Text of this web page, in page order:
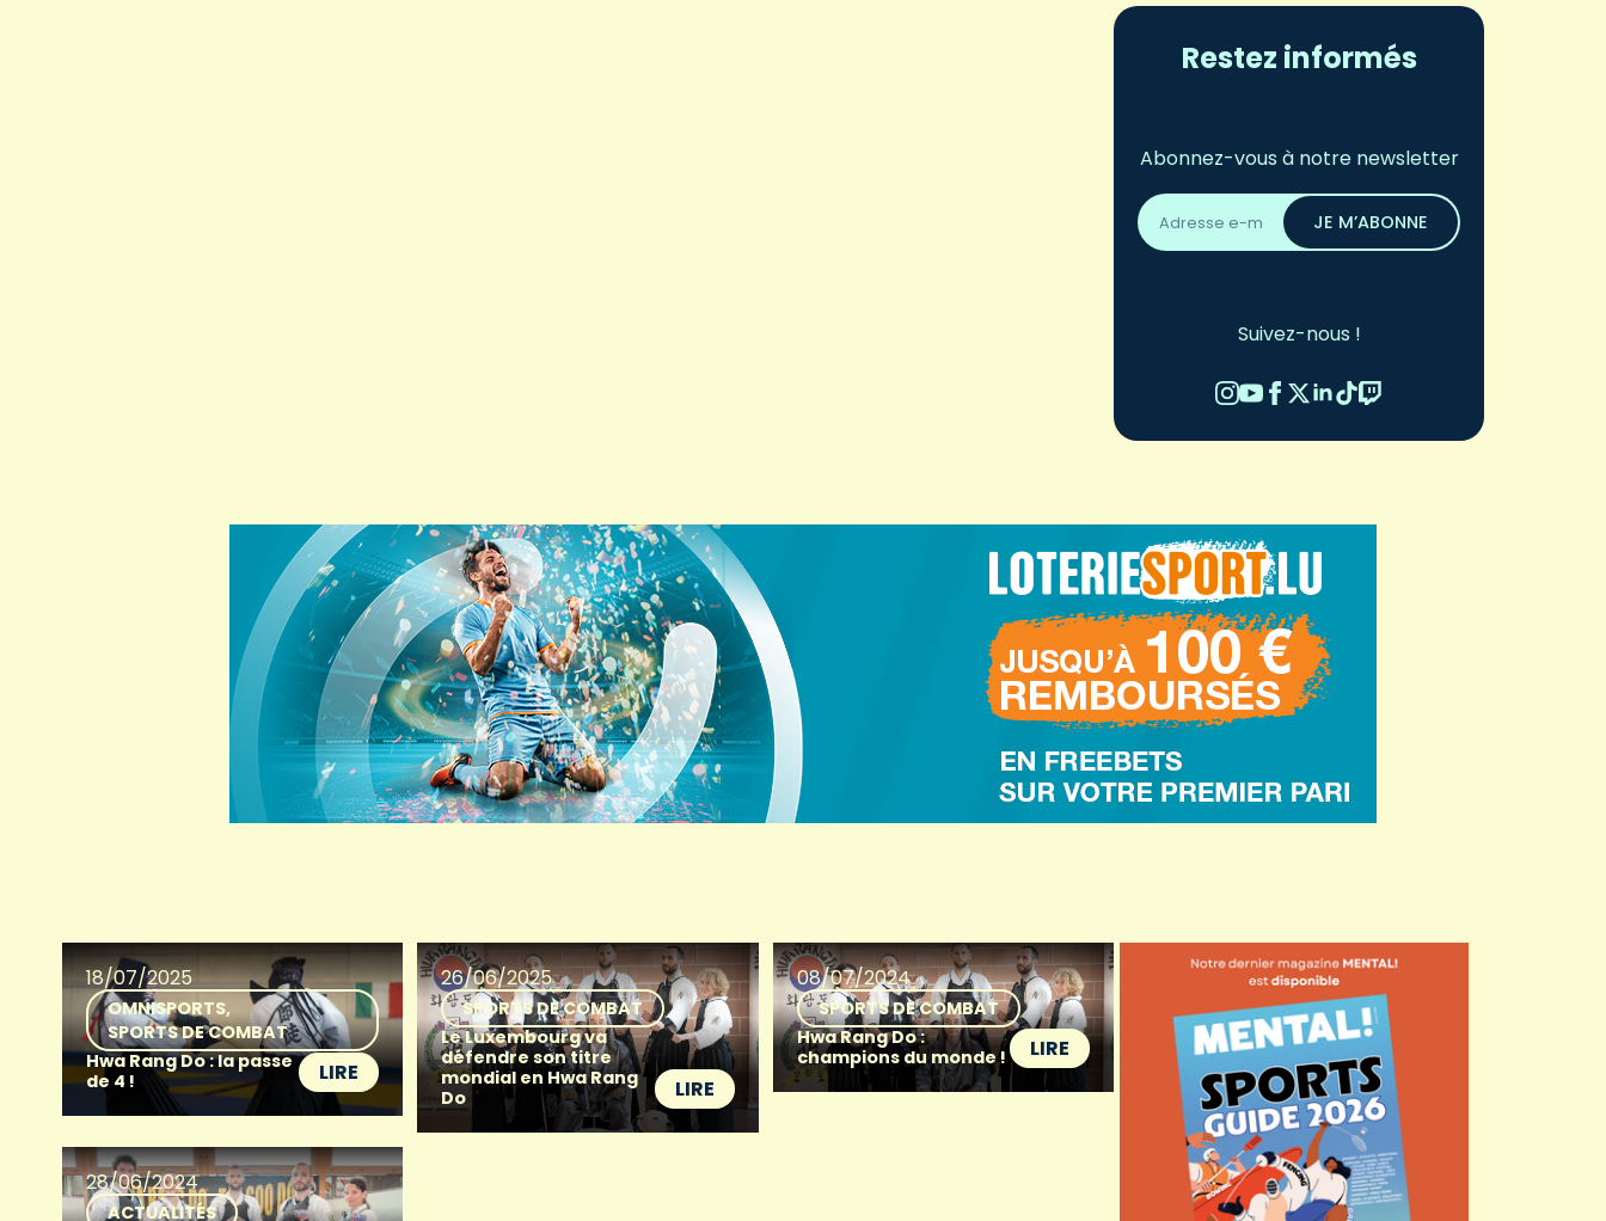
Restez informés
Abonnez-vous à notre newsletter
Adresse
email
*
JE M’ABONNE
Suivez-nous !
18/07/2025
OMNISPORTS
SPORTS DE COMBAT
Hwa Rang Do : la passe
de 4 !
LIRE
26/06/2025
SPORTS DE COMBAT
Le Luxembourg va
défendre son titre
mondial en Hwa Rang
Do
LIRE
08/07/2024
SPORTS DE COMBAT
Hwa Rang Do :
champions du monde !
LIRE
28/06/2024
ACTUALITÉS